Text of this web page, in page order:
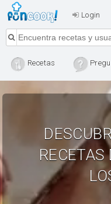
Login
Recetas
RECETAS